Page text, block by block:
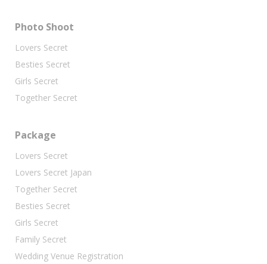
Photo Shoot
Lovers Secret
Besties Secret
Girls Secret
Together Secret
Package
Lovers Secret
Lovers Secret Japan
Together Secret
Besties Secret
Girls Secret
Family Secret
Wedding Venue Registration